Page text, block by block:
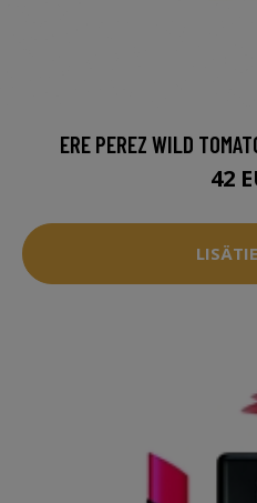
ERE PEREZ WILD
42